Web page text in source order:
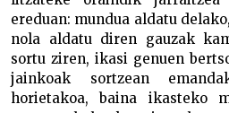
ereduan: mundua aldatu
nola aldatu diren gauzak
sortu ziren, ikasi genuen
jainkoak sortzean
horietakoa, baina ikasteko